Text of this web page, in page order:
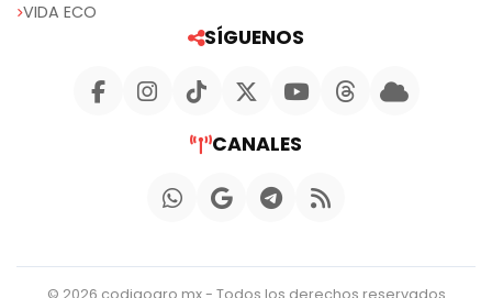
VIDA ECO
SÍGUENOS
CANALES